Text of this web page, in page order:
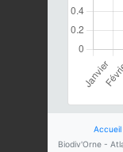
Accueil|
Biodiv'Orne -